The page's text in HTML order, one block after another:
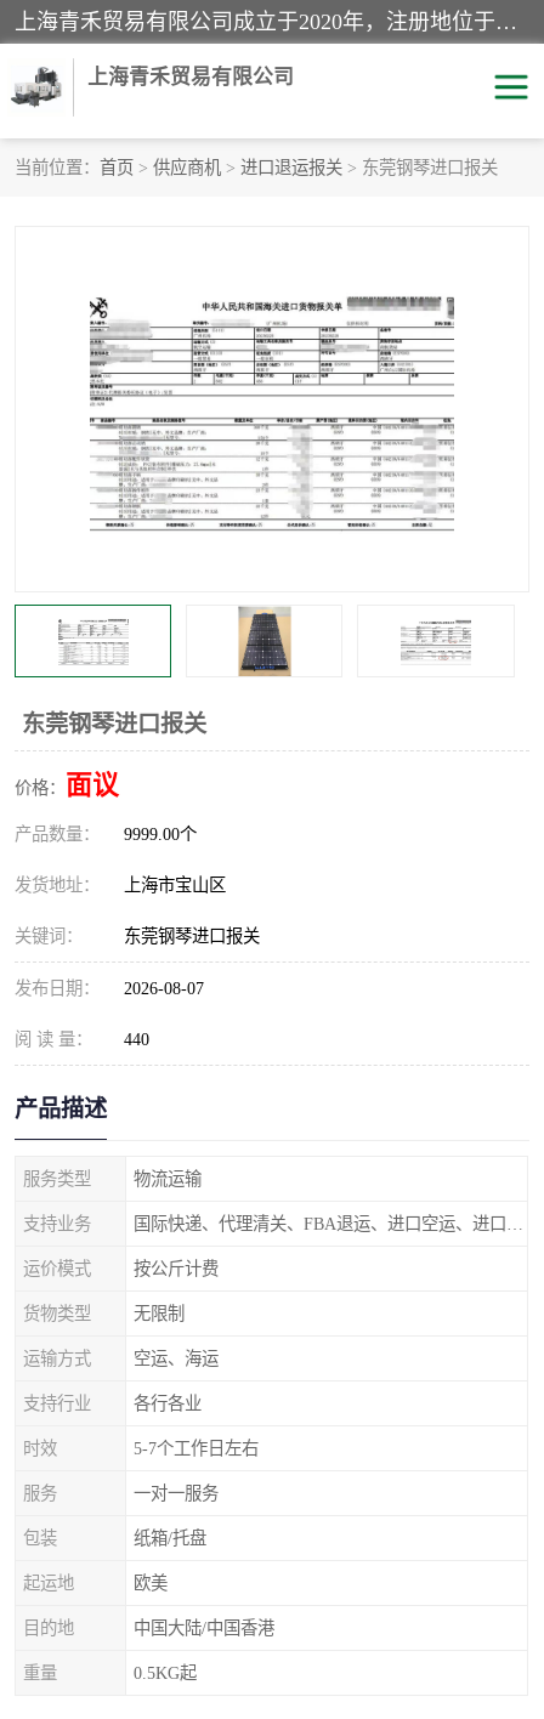
上海青禾贸易有限公司成立于2020年，注册地位于上海市宝山区。经营范围包括：机械设备、五金制品、劳防用品、电子产品、塑胶制品、家具、模具、纺织品、仪器仪表、建筑材料、装饰材料、化工产品、金属制品、机车配件等货物进出口报关、清关服务。
上海青禾贸易有限公司
当前位置： 首页 > 供应商机 > 进口退运报关 > 东莞钢琴进口报关
东莞钢琴进口报关
价格： 面议
产品数量： 9999.00个
发货地址： 上海市宝山区
关键词： 东莞钢琴进口报关
发布日期： 2026-08-07
阅 读 量： 440
产品描述
服务类型 物流运输
支持业务
运价模式 按公斤计费
货物类型 无限制
运输方式 空运、海运
支持行业 各行各业
时效 5-7个工作日左右
服务 一对一服务
包装 纸箱/托盘
起运地 欧美
目的地 中国大陆/中国香港
重量 0.5KG起
快递清关 进口杂货清关
家用电器报关 机床进口清关
国际灯具清关